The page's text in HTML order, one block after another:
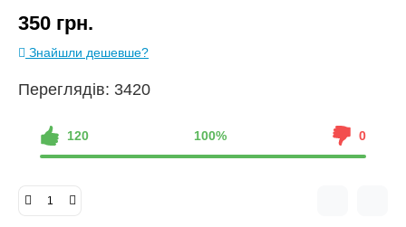
350 грн.
Знайшли дешевше?
Переглядів: 3420
120 100% 0